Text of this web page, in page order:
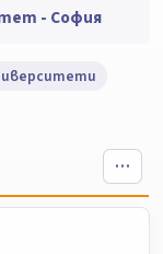
- София